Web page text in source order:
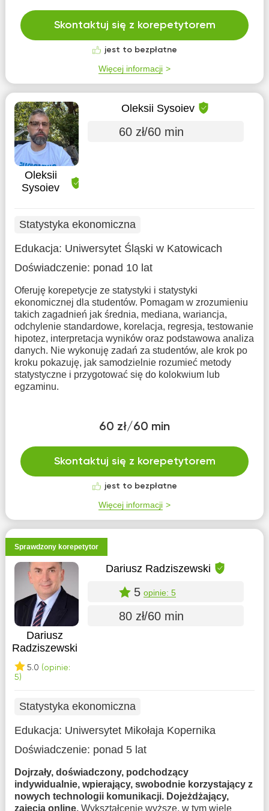
Skontaktuj się z korepetytorem
jest to bezpłatne
Więcej informacji
Oleksii
Sysoiev
Oleksii Sysoiev
60 zł/60 min
Statystyka ekonomiczna
Edukacja: Uniwersytet Śląski w Katowicach
Doświadczenie: ponad 10 lat
Oferuję korepetycje ze statystyki i statystyki
ekonomicznej dla studentów. Pomagam w zrozumieniu
takich zagadnień jak średnia, mediana, wariancja,
odchylenie standardowe, korelacja, regresja, testowanie
hipotez, interpretacja wyników oraz podstawowa analiza
danych. Nie wykonuję zadań za studentów, ale krok po
kroku pokazuję, jak samodzielnie rozumieć metody
statystyczne i przygotować się do kolokwium lub
egzaminu.
60 zł/60 min
Skontaktuj się z korepetytorem
jest to bezpłatne
Więcej informacji
Sprawdzony korepetytor
Dariusz
Radziszewski
5.0 (opinie:
5)
Dariusz Radziszewski
5 opinie: 5
80 zł/60 min
Statystyka ekonomiczna
Edukacja: Uniwersytet Mikołaja Kopernika
Doświadczenie: ponad 5 lat
Dojrzały, doświadczony, podchodzący
indywidualnie, wpierający, swobodnie korzystający z
nowych technologii komunikacji. Dojeżdżający,
zajęcia online. Wykształcenie wyższe, w tym wiele